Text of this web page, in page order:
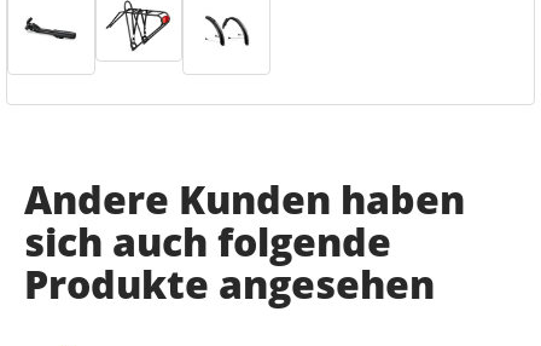
Andere Kunden haben
sich auch folgende
Produkte angesehen